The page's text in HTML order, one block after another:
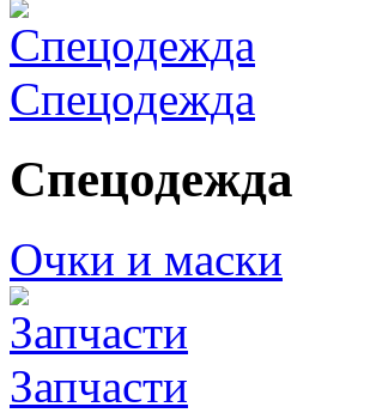
Спецодежда
Спецодежда
Очки и маски
Запчасти